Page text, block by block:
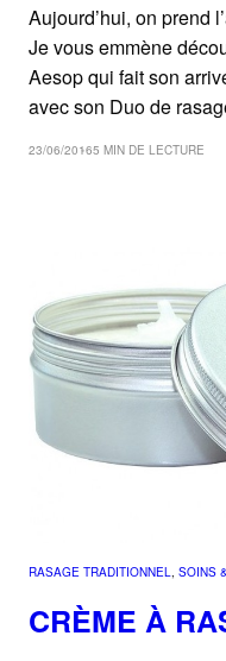
Aujourd’hui, on prend
Je vous emmène
Aesop qui fait son
avec son Duo de
23/06/20165 MIN DE LECTURE
RASAGE TRADITIONNEL, SOINS
CRÈME À